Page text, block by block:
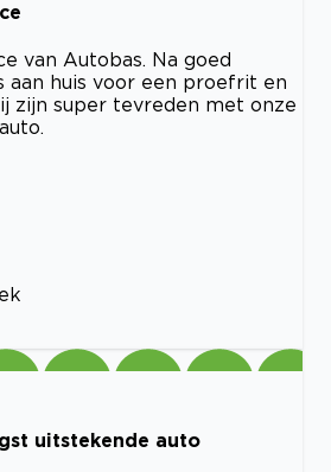
van Autobas. Na goed
aan huis voor een proefrit en
zijn super tevreden met onze
uitstekende auto